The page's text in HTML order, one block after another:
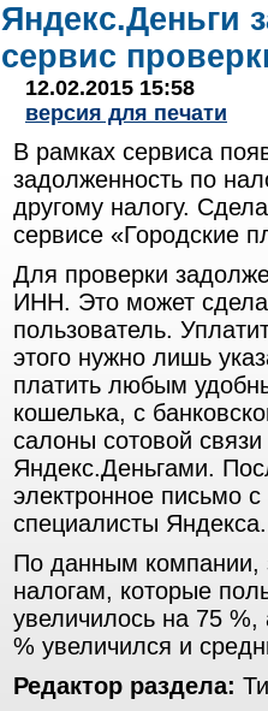
Яндекс.Деньги
сервис
12.02.2015 15:58
версия для печати
В рамках сервиса
задолженность по
другому налогу.
сервисе «Городские
Для проверки
ИНН. Это может
пользователь.
этого нужно лишь
платить любым
кошелька, с
салоны сотовой
Яндекс.Деньгами.
электронное письмо
специалисты Яндекса.
По данным компании,
налогам, которые
увеличилось на 75
% увеличился и
Редактор раздела: